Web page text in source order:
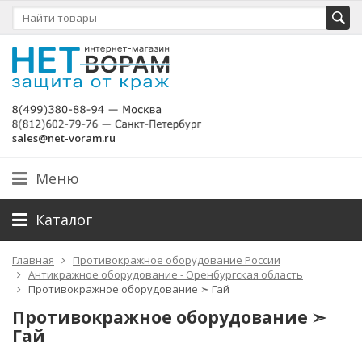
sales@net-voram.ru
Меню
Каталог
Главная
Противокражное оборудование России
Антикражное оборудование - Оренбургская область
Противокражное оборудование ➣ Гай
Противокражное оборудование ➣
Гай